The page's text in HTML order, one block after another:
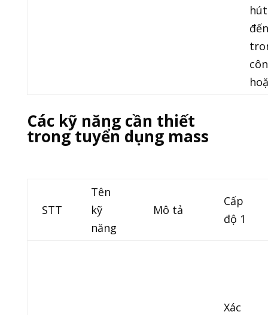
Các kỹ năng cần thiết
trong tuyển dụng mass
STT
Tên
kỹ
năng
Mô tả
Cấp
độ 1
Xác